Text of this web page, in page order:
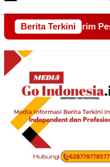
Mobile
Berita Terkini
Pelantikan